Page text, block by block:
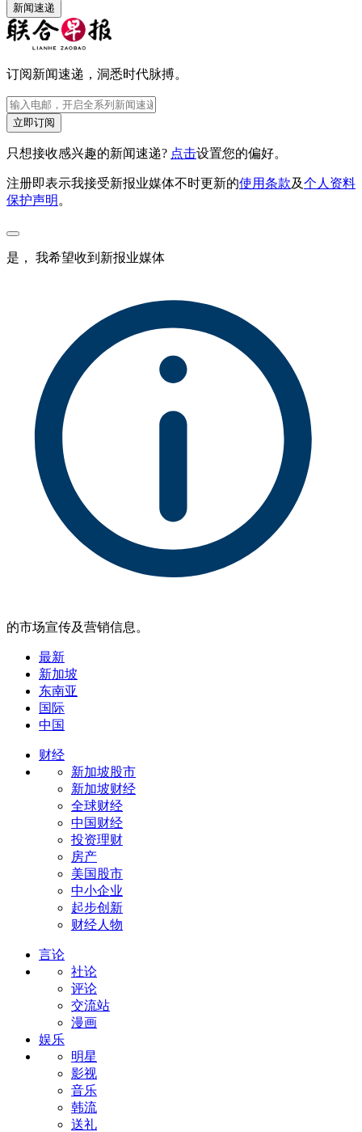
新闻速递
订阅新闻速递，洞悉时代脉搏。
立即订阅
只想接收感兴趣的新闻速递? 点击设置您的偏好。
注册即表示我接受新报业媒体不时更新的使用条款及个人资料
保护声明 。
是， 我希望收到新报业媒体
的市场宣传及营销信息。
最新
新加坡
东南亚
国际
中国
财经
新加坡股市
新加坡财经
全球财经
中国财经
投资理财
房产
美国股市
中小企业
起步创新
财经人物
言论
社论
评论
交流站
漫画
娱乐
明星
影视
音乐
韩流
送礼